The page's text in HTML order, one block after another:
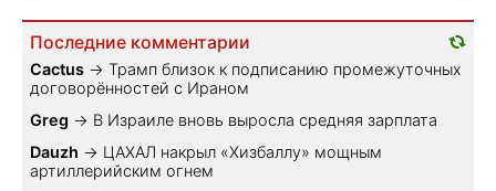
Последние комментарии
Cactus → Трамп близок к подписанию промежуточных
договорённостей с Ираном
Greg → В Израиле вновь выросла средняя зарплата
Dauzh → ЦАХАЛ накрыл «Хизбаллу» мощным
артиллерийским огнем